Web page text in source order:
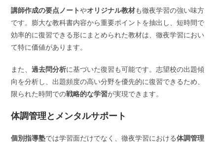
講師作成の要点ノートやオリジナル教材も徹夜学習の強い味方
です。膨大な教科書内容から重要ポイントを抽出し、短時間で
効率的に復習できる形にまとめられた教材は、徹夜学習におい
て特に価値があります。
また、過去問分析に基づいた復習も可能です。志望校の出題傾
向を分析し、出題頻度の高い分野を優先的に復習できるため、
限られた時間での戦略的な学習が実現できます。
体調管理とメンタルサポート
個別指導塾では学習面だけでなく、徹夜学習における体調管理